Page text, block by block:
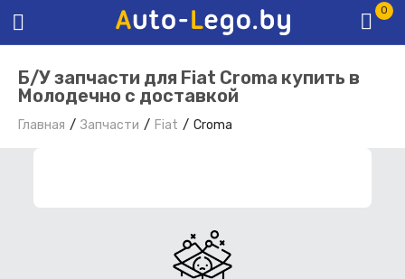
0
Б/У запчасти для Fiat Croma купить в
Молодечно с доставкой
Главная Запчасти Fiat Croma